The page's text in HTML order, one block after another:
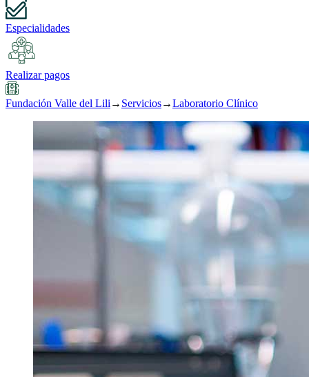
Especialidades
Realizar pagos
Fundación Valle del Lili → Servicios→Laboratorio Clínico